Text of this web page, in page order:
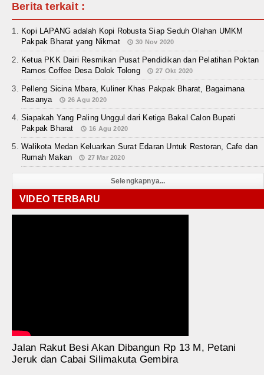
Berita terkait :
Kopi LAPANG adalah Kopi Robusta Siap Seduh Olahan UMKM
Pakpak Bharat yang Nikmat
30 Nov 2020
Ketua PKK Dairi Resmikan Pusat Pendidikan dan Pelatihan Poktan
Ramos Coffee Desa Dolok Tolong
27 Okt 2020
Pelleng Sicina Mbara, Kuliner Khas Pakpak Bharat, Bagaimana
Rasanya
26 Agu 2020
Siapakah Yang Paling Unggul dari Ketiga Bakal Calon Bupati
Pakpak Bharat
16 Agu 2020
Walikota Medan Keluarkan Surat Edaran Untuk Restoran, Cafe dan
Rumah Makan
27 Mar 2020
Selengkapnya...
VIDEO TERBARU
Jalan Rakut Besi Akan Dibangun Rp 13 M, Petani
Jeruk dan Cabai Silimakuta Gembira